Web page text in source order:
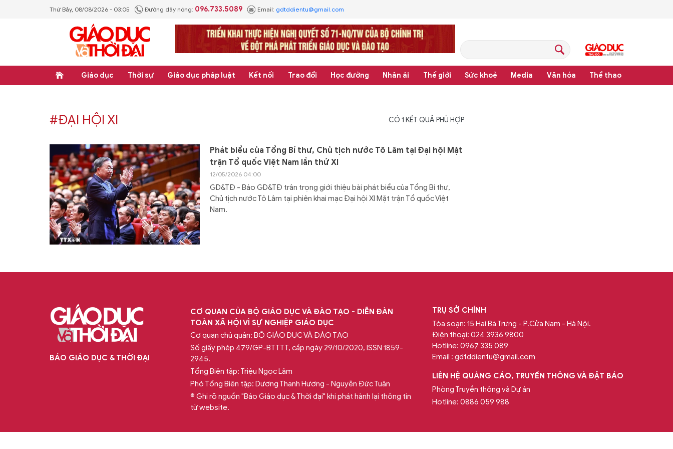
Thứ Bảy, 08/08/2026 - 03:05 Đường dây nóng: 096.733.5089 Email: gdtddientu@gmail.com
Giáo dục Thời sự Giáo dục pháp luật Kết nối Trao đổi Học đường Nhân ái Thế giới Sức khoẻ Media Văn hóa Thể thao
#ĐẠI HỘI XI CÓ 1 KẾT QUẢ PHÙ HỢP
Phát biểu của Tổng Bí thư, Chủ tịch nước Tô Lâm tại Đại hội Mặt
trận Tổ quốc Việt Nam lần thứ XI
12/05/2026 04:00
GD&TĐ - Báo GD&TĐ trân trọng giới thiệu bài phát biểu của Tổng Bí thư,
Chủ tịch nước Tô Lâm tại phiên khai mạc Đại hội XI Mặt trận Tổ quốc Việt
Nam.
BÁO GIÁO DỤC & THỜI ĐẠI
CƠ QUAN CỦA BỘ GIÁO DỤC VÀ ĐÀO TẠO - DIỄN ĐÀN
TOÀN XÃ HỘI VÌ SỰ NGHIỆP GIÁO DỤC
Cơ quan chủ quản: BỘ GIÁO DỤC VÀ ĐÀO TẠO
Số giấy phép 479/GP-BTTTT, cấp ngày 29/10/2020, ISSN 1859-
2945.
Tổng Biên tập: Triệu Ngọc Lâm
Phó Tổng Biên tập: Dương Thanh Hương - Nguyễn Đức Tuân
® Ghi rõ nguồn "Báo Giáo dục & Thời đại" khi phát hành lại thông tin
từ website.
TRỤ SỞ CHÍNH
Tòa soạn: 15 Hai Bà Trưng - P.Cửa Nam - Hà Nội.
Điện thoại: 024 3936 9800
Hotline: 0967 335 089
Email : gdtddientu@gmail.com
LIÊN HỆ QUẢNG CÁO, TRUYỀN THÔNG VÀ ĐẶT BÁO
Phòng Truyền thông và Dự án
Hotline: 0886 059 988